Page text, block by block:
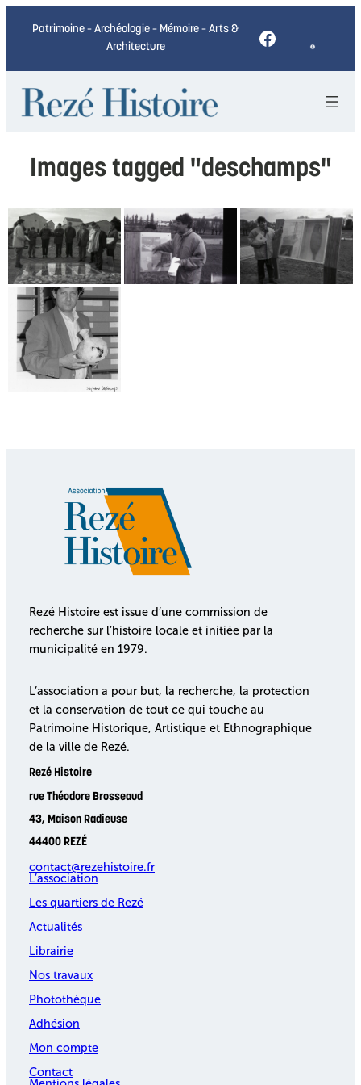
Patrimoine – Archéologie – Mémoire – Arts &
Architecture
Facebook
Images tagged "deschamps"
Rezé Histoire est issue d’une commission de
recherche sur l’histoire locale et initiée par la
municipalité en 1979.
L’association a pour but, la recherche, la protection
et la conservation de tout ce qui touche au
Patrimoine Historique, Artistique et Ethnographique
de la ville de Rezé.
Rezé Histoire
rue Théodore Brosseaud
43, Maison Radieuse
44400 REZÉ
contact@rezehistoire.fr
L’association
Les quartiers de Rezé
Actualités
Librairie
Nos travaux
Photothèque
Adhésion
Mon compte
Contact